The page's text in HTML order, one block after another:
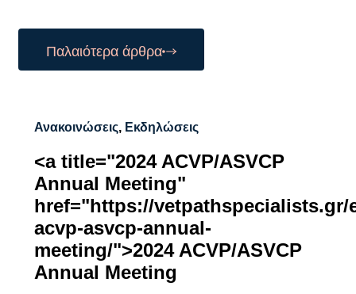
Παλαιότερα άρθρα
Ανακοινώσεις, Εκδηλώσεις
<a title="2024 ACVP/ASVCP
Annual Meeting"
href="https://vetpathspecialists.gr/
acvp-asvcp-annual-
meeting/">2024 ACVP/ASVCP
Annual Meeting